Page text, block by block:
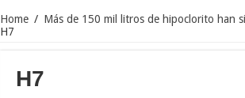
Home / Más de 150 mil litros de hipoclorito han
H7
H7